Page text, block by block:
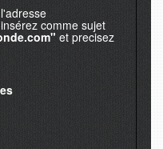
insérez comme sujet
et precisez